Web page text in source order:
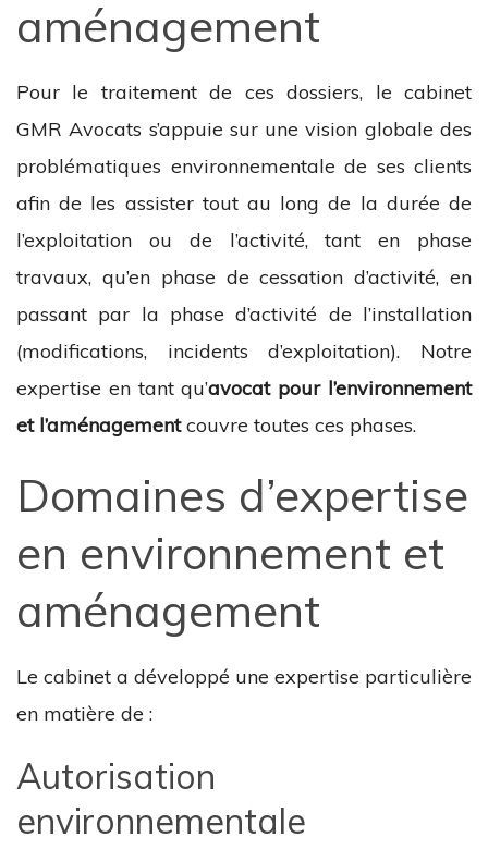
aménagement
Pour le traitement de ces dossiers, le cabinet
GMR Avocats s’appuie sur une vision globale des
problématiques environnementale de ses clients
afin de les assister tout au long de la durée de
l’exploitation ou de l’activité, tant en phase
travaux, qu’en phase de cessation d’activité, en
passant par la phase d’activité de l’installation
(modifications, incidents d’exploitation). Notre
expertise en tant qu’avocat pour l’environnement
et l’aménagementcouvre toutes ces phases.
Domaines d’expertise
en environnement et
aménagement
Le cabinet a développé une expertise particulière
en matière de :
Autorisation
environnementale